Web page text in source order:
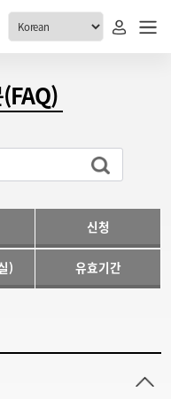
메뉴
센터
사항
신청
) 유효기간